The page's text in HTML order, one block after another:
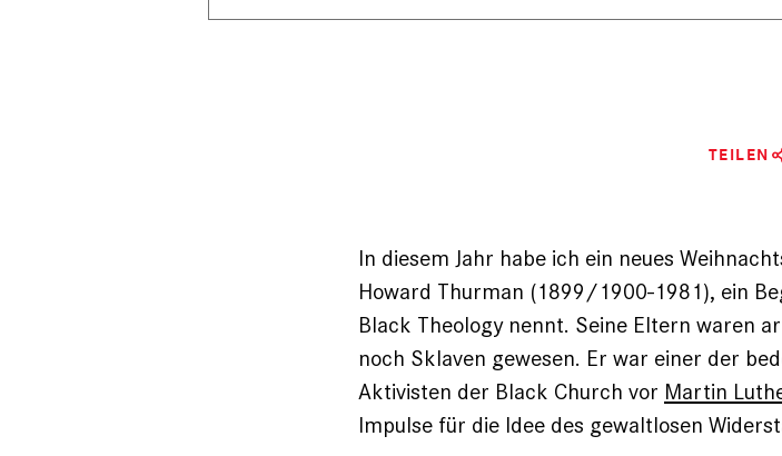
TEILEN
In diesem Jahr habe ich ein neues
Howard Thurman (1899/1900-1981), ein
Black Theology nennt. Seine Eltern waren
noch Sklaven gewesen. Er war einer der
Aktivisten der Black Church vor Martin
Impulse für die Idee des gewaltlosen